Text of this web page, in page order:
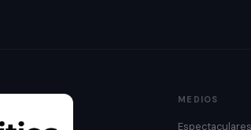
MEDIOS
Espectaculares